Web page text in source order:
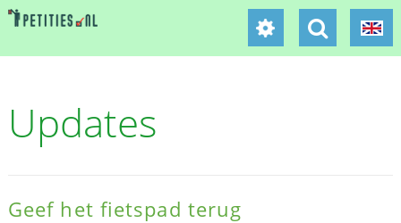
Updates
Geef het fietspad terug